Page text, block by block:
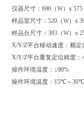
仪器尺寸： 690 （W） x 575
样品室尺寸： 520 （W） x
样品台尺寸： 393 （W） x
X/Y/Z平台移动速度：额定
X/Y/Z平台重复定位精度：
操作环境湿度：≤90%
操作环境温度： 15℃～30℃